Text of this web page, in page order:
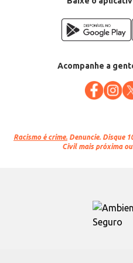
Acompanhe a
Racismo é crime. Denuncie. Disque
Civil mais próxima